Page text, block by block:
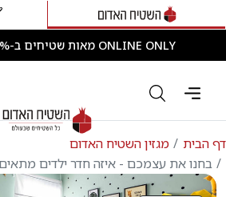
ONLINE ONLY מאות שטיחים ב-70% הנחה!
מגזין השטיח האדום
את עצמכם - איזה חדר ילדים מתאים לכם?